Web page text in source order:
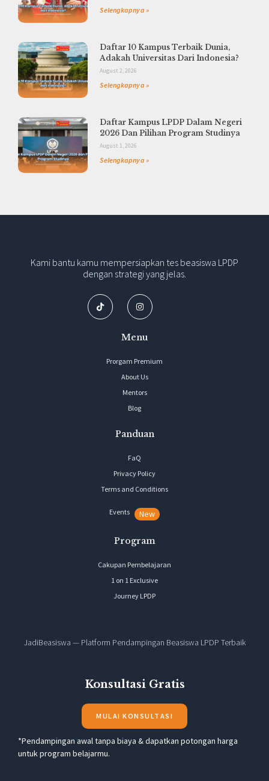
Selengkapnya »
Daftar 10 Kampus Terbaik Dunia,
Adakah Universitas Dari Indonesia?
August 2, 2026
Selengkapnya »
Daftar Kampus LPDP Dalam Negeri
2026 Dan Pilihan Program Studinya
August 1, 2026
Selengkapnya »
Kami bantu kamu mempersiapkan tes beasiswa LPDP
dengan strategi yang jelas.
Menu
Prorgam Premium
About Us
Mentors
Blog
Panduan
FaQ
Privacy Policy
Terms and Conditions
Events New
Program
Cakupan Pembelajaran
1 on 1 Exclusive
Journey LPDP
JadiBeasiswa — Platform Pendampingan Beasiswa LPDP Terbaik
Konsultasi Gratis
MULAI KONSULTASI
*Pendampingan awal tanpa biaya & dapatkan potongan harga
untuk program belajarmu.